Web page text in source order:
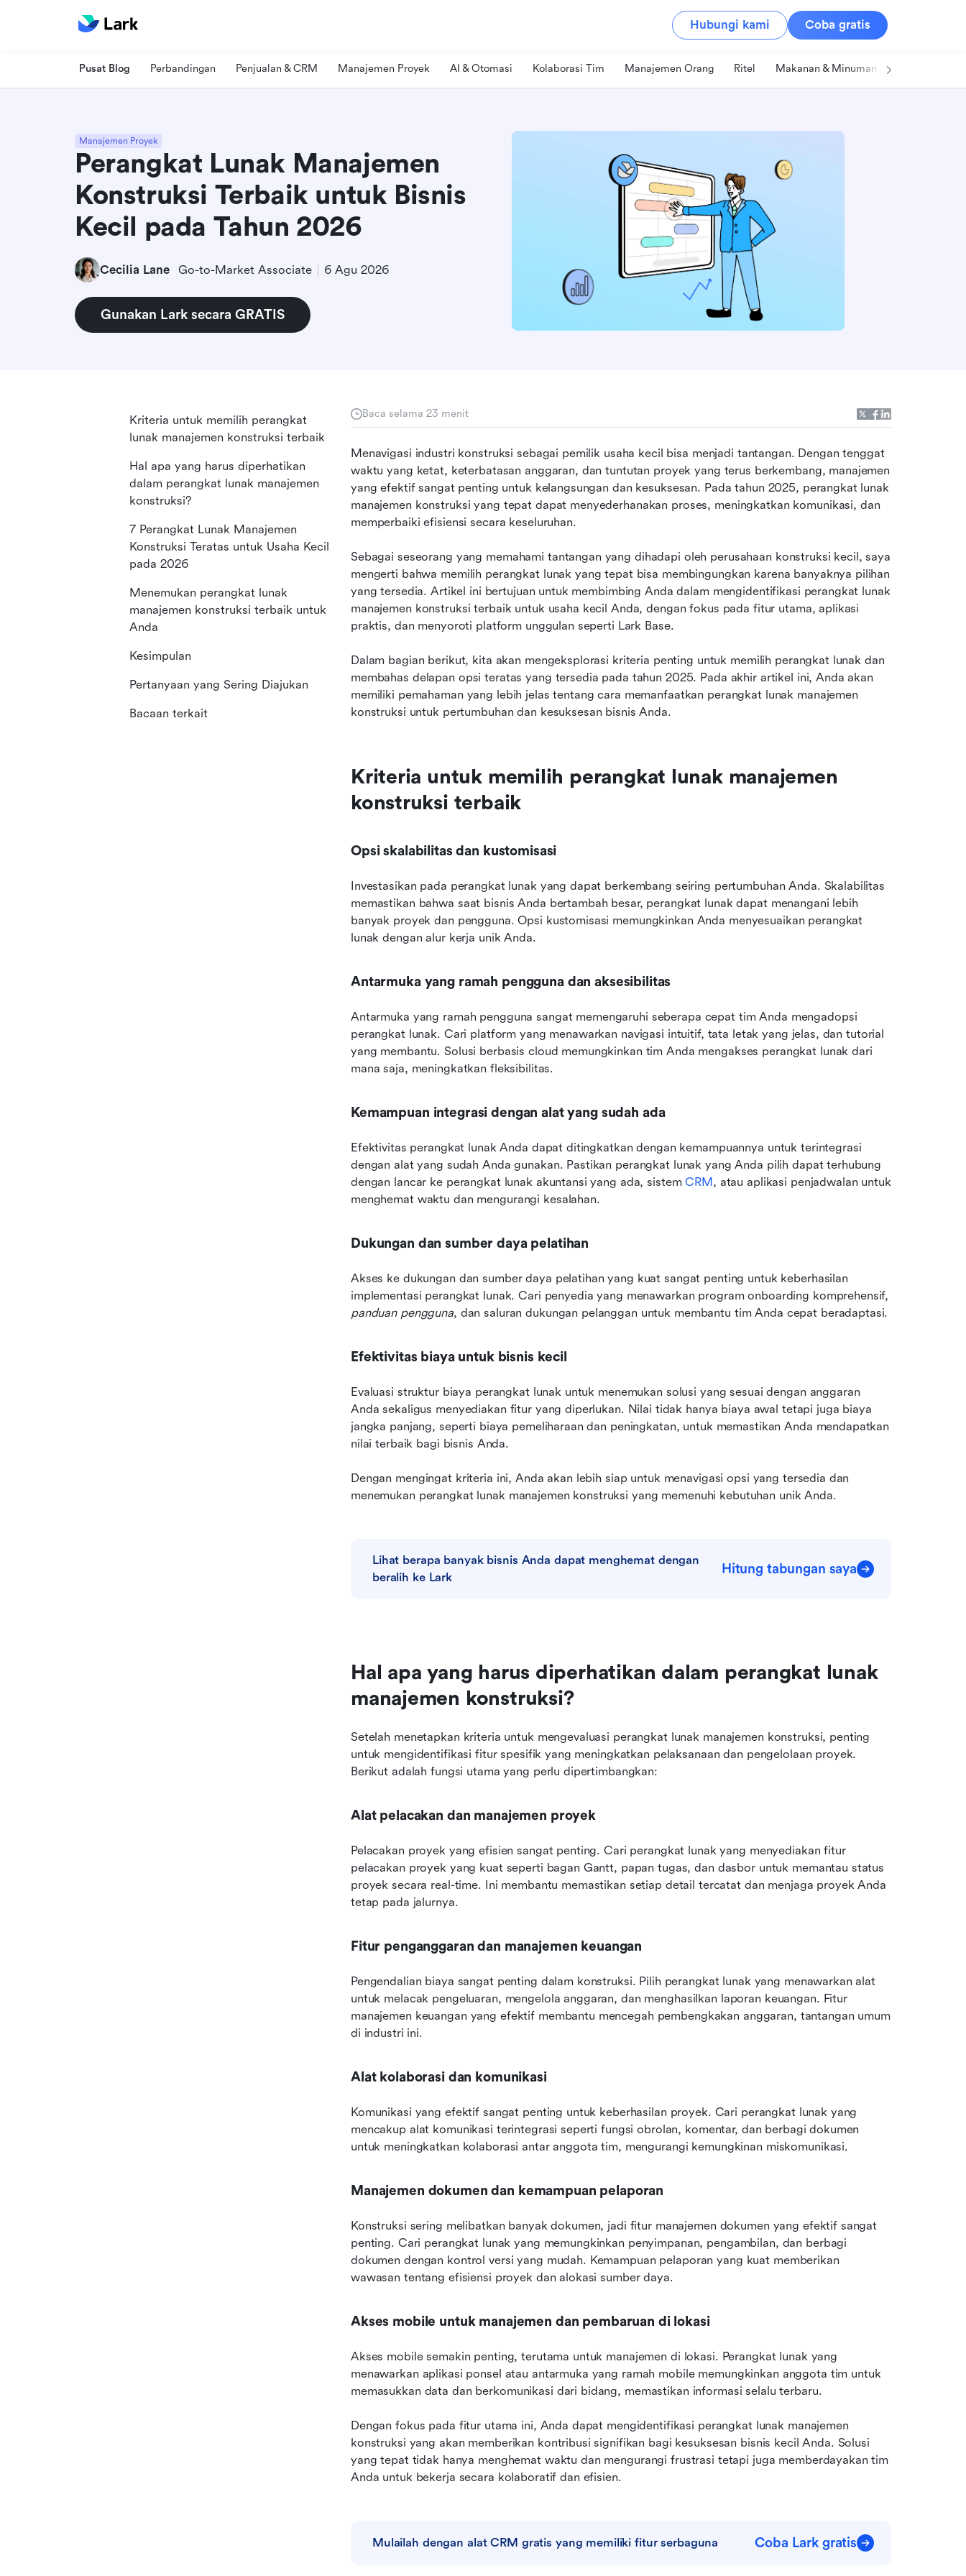
Hubungi kami Coba gratis
Pusat Blog Perbandingan Penjualan & CRM Manajemen Proyek AI & Otomasi Kolaborasi Tim Manajemen Orang Ritel Makanan & Minuman
Manajemen Proyek
Perangkat Lunak Manajemen
Konstruksi Terbaik untuk Bisnis
Kecil pada Tahun 2026
Cecilia Lane Go-to-Market Associate 6 Agu 2026
Gunakan Lark secara GRATIS
Baca selama 23 menit
Menavigasi industri konstruksi sebagai pemilik usaha kecil bisa menjadi tantangan. Dengan tenggat
waktu yang ketat, keterbatasan anggaran, dan tuntutan proyek yang terus berkembang, manajemen
yang efektif sangat penting untuk kelangsungan dan kesuksesan. Pada tahun 2025, perangkat lunak
manajemen konstruksi yang tepat dapat menyederhanakan proses, meningkatkan komunikasi, dan
memperbaiki efisiensi secara keseluruhan.
Sebagai seseorang yang memahami tantangan yang dihadapi oleh perusahaan konstruksi kecil, saya
mengerti bahwa memilih perangkat lunak yang tepat bisa membingungkan karena banyaknya pilihan
yang tersedia. Artikel ini bertujuan untuk membimbing Anda dalam mengidentifikasi perangkat lunak
manajemen konstruksi terbaik untuk usaha kecil Anda, dengan fokus pada fitur utama, aplikasi
praktis, dan menyoroti platform unggulan seperti Lark Base.
Dalam bagian berikut, kita akan mengeksplorasi kriteria penting untuk memilih perangkat lunak dan
membahas delapan opsi teratas yang tersedia pada tahun 2025. Pada akhir artikel ini, Anda akan
memiliki pemahaman yang lebih jelas tentang cara memanfaatkan perangkat lunak manajemen
konstruksi untuk pertumbuhan dan kesuksesan bisnis Anda.
Kriteria untuk memilih perangkat lunak manajemen
konstruksi terbaik
Opsi skalabilitas dan kustomisasi
Investasikan pada perangkat lunak yang dapat berkembang seiring pertumbuhan Anda. Skalabilitas
memastikan bahwa saat bisnis Anda bertambah besar, perangkat lunak dapat menangani lebih
banyak proyek dan pengguna. Opsi kustomisasi memungkinkan Anda menyesuaikan perangkat
lunak dengan alur kerja unik Anda.
Antarmuka yang ramah pengguna dan aksesibilitas
Antarmuka yang ramah pengguna sangat memengaruhi seberapa cepat tim Anda mengadopsi
perangkat lunak. Cari platform yang menawarkan navigasi intuitif, tata letak yang jelas, dan tutorial
yang membantu. Solusi berbasis cloud memungkinkan tim Anda mengakses perangkat lunak dari
mana saja, meningkatkan fleksibilitas.
Kemampuan integrasi dengan alat yang sudah ada
Efektivitas perangkat lunak Anda dapat ditingkatkan dengan kemampuannya untuk terintegrasi
dengan alat yang sudah Anda gunakan. Pastikan perangkat lunak yang Anda pilih dapat terhubung
dengan lancar ke perangkat lunak akuntansi yang ada, sistem CRM, atau aplikasi penjadwalan untuk
menghemat waktu dan mengurangi kesalahan.
Dukungan dan sumber daya pelatihan
Akses ke dukungan dan sumber daya pelatihan yang kuat sangat penting untuk keberhasilan
panduan pengguna, dan saluran dukungan pelanggan untuk membantu tim Anda cepat beradaptasi.
Efektivitas biaya untuk bisnis kecil
Evaluasi struktur biaya perangkat lunak untuk menemukan solusi yang sesuai dengan anggaran
Anda sekaligus menyediakan fitur yang diperlukan. Nilai tidak hanya biaya awal tetapi juga biaya
jangka panjang, seperti biaya pemeliharaan dan peningkatan, untuk memastikan Anda mendapatkan
nilai terbaik bagi bisnis Anda.
Dengan mengingat kriteria ini, Anda akan lebih siap untuk menavigasi opsi yang tersedia dan
menemukan perangkat lunak manajemen konstruksi yang memenuhi kebutuhan unik Anda.
Lihat berapa banyak bisnis Anda dapat menghemat dengan
beralih ke Lark
Hitung tabungan saya
Hal apa yang harus diperhatikan dalam perangkat lunak
manajemen konstruksi?
Setelah menetapkan kriteria untuk mengevaluasi perangkat lunak manajemen konstruksi, penting
untuk mengidentifikasi fitur spesifik yang meningkatkan pelaksanaan dan pengelolaan proyek.
Berikut adalah fungsi utama yang perlu dipertimbangkan:
Alat pelacakan dan manajemen proyek
Pelacakan proyek yang efisien sangat penting. Cari perangkat lunak yang menyediakan fitur
pelacakan proyek yang kuat seperti bagan Gantt, papan tugas, dan dasbor untuk memantau status
proyek secara real-time. Ini membantu memastikan setiap detail tercatat dan menjaga proyek Anda
tetap pada jalurnya.
Fitur penganggaran dan manajemen keuangan
Pengendalian biaya sangat penting dalam konstruksi. Pilih perangkat lunak yang menawarkan alat
untuk melacak pengeluaran, mengelola anggaran, dan menghasilkan laporan keuangan. Fitur
manajemen keuangan yang efektif membantu mencegah pembengkakan anggaran, tantangan umum
di industri ini.
Alat kolaborasi dan komunikasi
Komunikasi yang efektif sangat penting untuk keberhasilan proyek. Cari perangkat lunak yang
mencakup alat komunikasi terintegrasi seperti fungsi obrolan, komentar, dan berbagi dokumen
untuk meningkatkan kolaborasi antar anggota tim, mengurangi kemungkinan miskomunikasi.
Manajemen dokumen dan kemampuan pelaporan
Konstruksi sering melibatkan banyak dokumen, jadi fitur manajemen dokumen yang efektif sangat
penting. Cari perangkat lunak yang memungkinkan penyimpanan, pengambilan, dan berbagi
dokumen dengan kontrol versi yang mudah. Kemampuan pelaporan yang kuat memberikan
wawasan tentang efisiensi proyek dan alokasi sumber daya.
Akses mobile untuk manajemen dan pembaruan di lokasi
Akses mobile semakin penting, terutama untuk manajemen di lokasi. Perangkat lunak yang
menawarkan aplikasi ponsel atau antarmuka yang ramah mobile memungkinkan anggota tim untuk
memasukkan data dan berkomunikasi dari bidang, memastikan informasi selalu terbaru.
Dengan fokus pada fitur utama ini, Anda dapat mengidentifikasi perangkat lunak manajemen
konstruksi yang akan memberikan kontribusi signifikan bagi kesuksesan bisnis kecil Anda. Solusi
yang tepat tidak hanya menghemat waktu dan mengurangi frustrasi tetapi juga memberdayakan tim
Anda untuk bekerja secara kolaboratif dan efisien.
Mulailah dengan alat CRM gratis yang memiliki fitur serbaguna Coba Lark gratis
Kriteria untuk memilih perangkat
lunak manajemen konstruksi terbaik
Hal apa yang harus diperhatikan
dalam perangkat lunak manajemen
konstruksi?
7 Perangkat Lunak Manajemen
Konstruksi Teratas untuk Usaha Kecil
pada 2026
Menemukan perangkat lunak
manajemen konstruksi terbaik untuk
Anda
Kesimpulan
Pertanyaan yang Sering Diajukan
Bacaan terkait